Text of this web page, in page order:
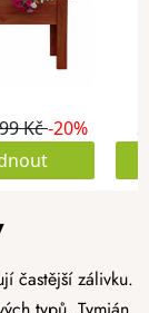
častější zálivku.